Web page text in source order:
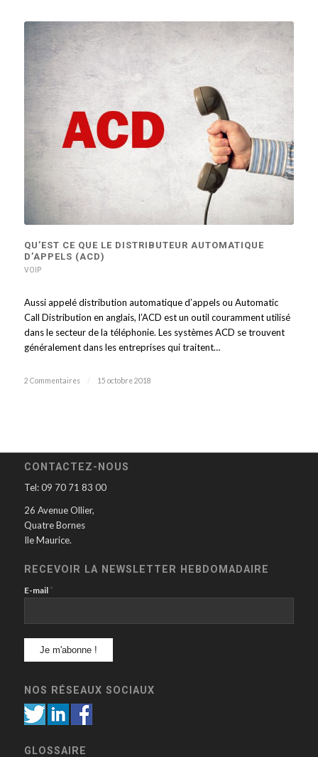
QU’EST CE QUE LE DISTRIBUTEUR AUTOMATIQUE
D’APPELS (ACD)
VOIP
Aussi appelé distribution automatique d’appels ou Automatic
Call Distribution en anglais, l’ACD est un outil couramment utilisé
dans le secteur de la téléphonie. Les systèmes ACD se trouvent
généralement dans les entreprises qui traitent…
2 Commentaires / 15 octobre 2018
CONTACTEZ-NOUS
Tel: 09 70 71 83 00
26 Avenue Ollier,
Quatre Bornes
Ile Maurice.
RECEVOIR LA NEWSLETTER HEBDOMADAIRE
E-mail *
NOS RÉSEAUX SOCIAUX
GLOSSAIRE